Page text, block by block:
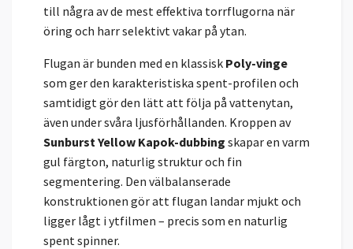
till några av de mest effektiva torrflugorna när
öring och harr selektivt vakar på ytan.
Flugan är bunden med en klassisk Poly-vinge
som ger den karakteristiska spent-profilen och
samtidigt gör den lätt att följa på vattenytan,
även under svåra ljusförhållanden. Kroppen av
Sunburst Yellow Kapok-dubbing skapar en varm
gul färgton, naturlig struktur och fin
segmentering. Den välbalanserade
konstruktionen gör att flugan landar mjukt och
ligger lågt i ytfilmen – precis som en naturlig
spent spinner.